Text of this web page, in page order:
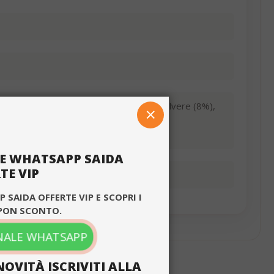
istantaneo (6,5%), cacao magro in polvere (8%),
(E471, E472e) e addensante (E415).
ITALIAN
ENGLISH
il nostro
puoi rifiutarli in
CHIUDI
WHATSAPP SAIDA
VIP
OFFERTE VIP E SCOPRI I
SCONTO.
WHATSAPP
ISCRIVITI ALLA